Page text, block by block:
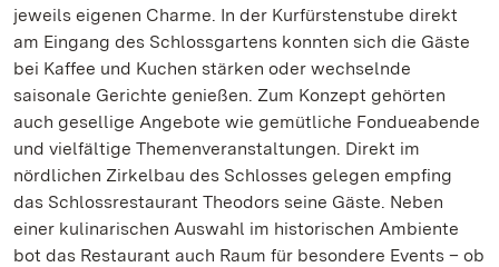
jeweils eigenen Charme. In der Kurfürstenstube direkt
am Eingang des Schlossgartens konnten sich die Gäste
bei Kaffee und Kuchen stärken oder wechselnde
saisonale Gerichte genießen. Zum Konzept gehörten
auch gesellige Angebote wie gemütliche Fondueabende
und vielfältige Themenveranstaltungen. Direkt im
nördlichen Zirkelbau des Schlosses gelegen empfing
das Schlossrestaurant Theodors seine Gäste. Neben
einer kulinarischen Auswahl im historischen Ambiente
bot das Restaurant auch Raum für besondere Events – ob